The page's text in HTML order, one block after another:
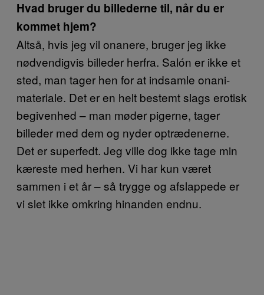
Hvad bruger du billederne til, når du er
kommet hjem?
Altså, hvis jeg vil onanere, bruger jeg ikke
nødvendigvis billeder herfra. Salón er ikke et
sted, man tager hen for at indsamle onani-
materiale. Det er en helt bestemt slags erotisk
begivenhed – man møder pigerne, tager
billeder med dem og nyder optrædenerne.
Det er superfedt. Jeg ville dog ikke tage min
kæreste med herhen. Vi har kun været
sammen i et år – så trygge og afslappede er
vi slet ikke omkring hinanden endnu.